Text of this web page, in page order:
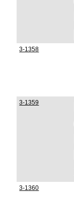
3-1358
3-1359
3-1360